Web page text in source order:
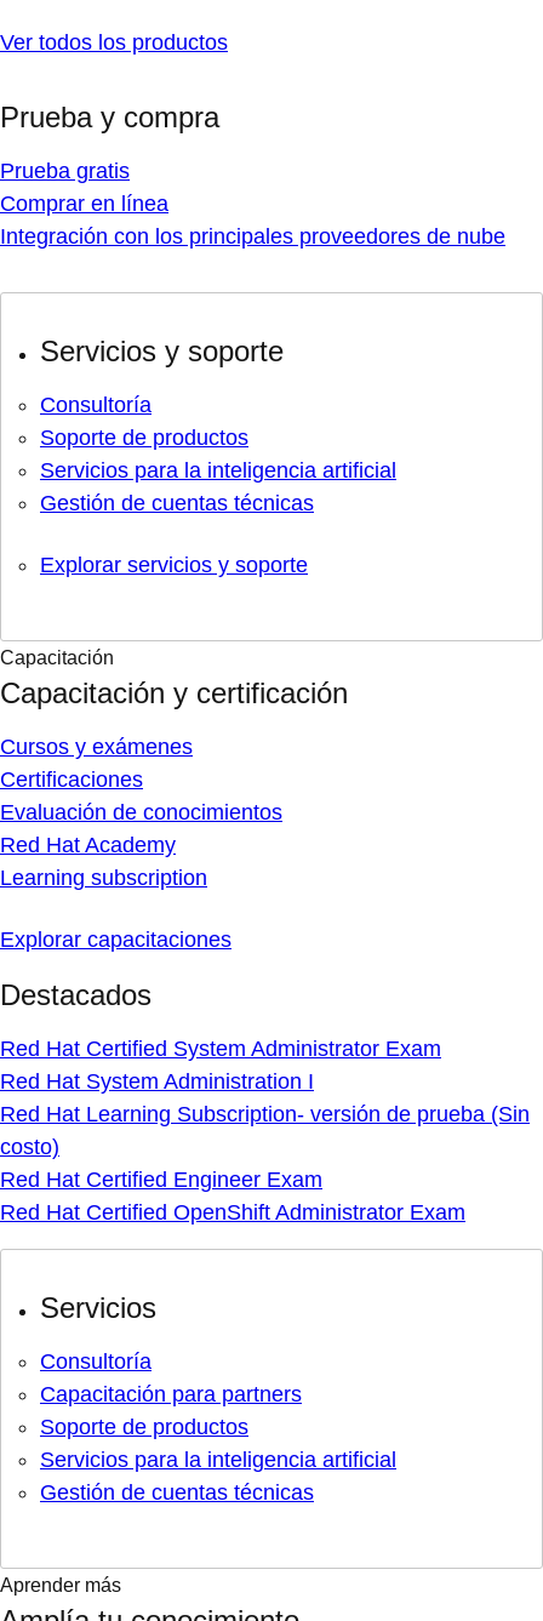
Ver todos los productos
Prueba y compra
Prueba gratis
Comprar en línea
Integración con los principales proveedores de nube
Servicios y soporte
Consultoría
Soporte de productos
Servicios para la inteligencia artificial
Gestión de cuentas técnicas
Explorar servicios y soporte
Capacitación
Capacitación y certificación
Cursos y exámenes
Certificaciones
Evaluación de conocimientos
Red Hat Academy
Learning subscription
Explorar capacitaciones
Destacados
Red Hat Certified System Administrator Exam
Red Hat System Administration I
Red Hat Learning Subscription- versión de prueba (Sin
costo)
Red Hat Certified Engineer Exam
Red Hat Certified OpenShift Administrator Exam
Servicios
Consultoría
Capacitación para partners
Soporte de productos
Servicios para la inteligencia artificial
Gestión de cuentas técnicas
Aprender más